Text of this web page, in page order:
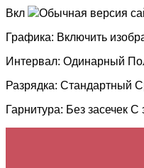
Вкл Обычная версия
Графика: Включить
Интервал: Одинарный
Разрядка: Стандартный
Гарнитура: Без засечек С